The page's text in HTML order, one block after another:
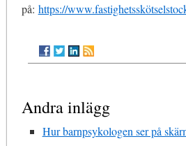
på: https://
Andra inlägg
Hur barnpsykologen ser på